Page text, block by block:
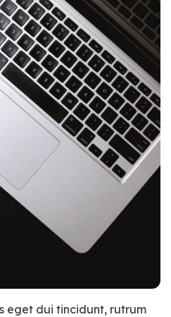
eget dui tincidunt, rutrum